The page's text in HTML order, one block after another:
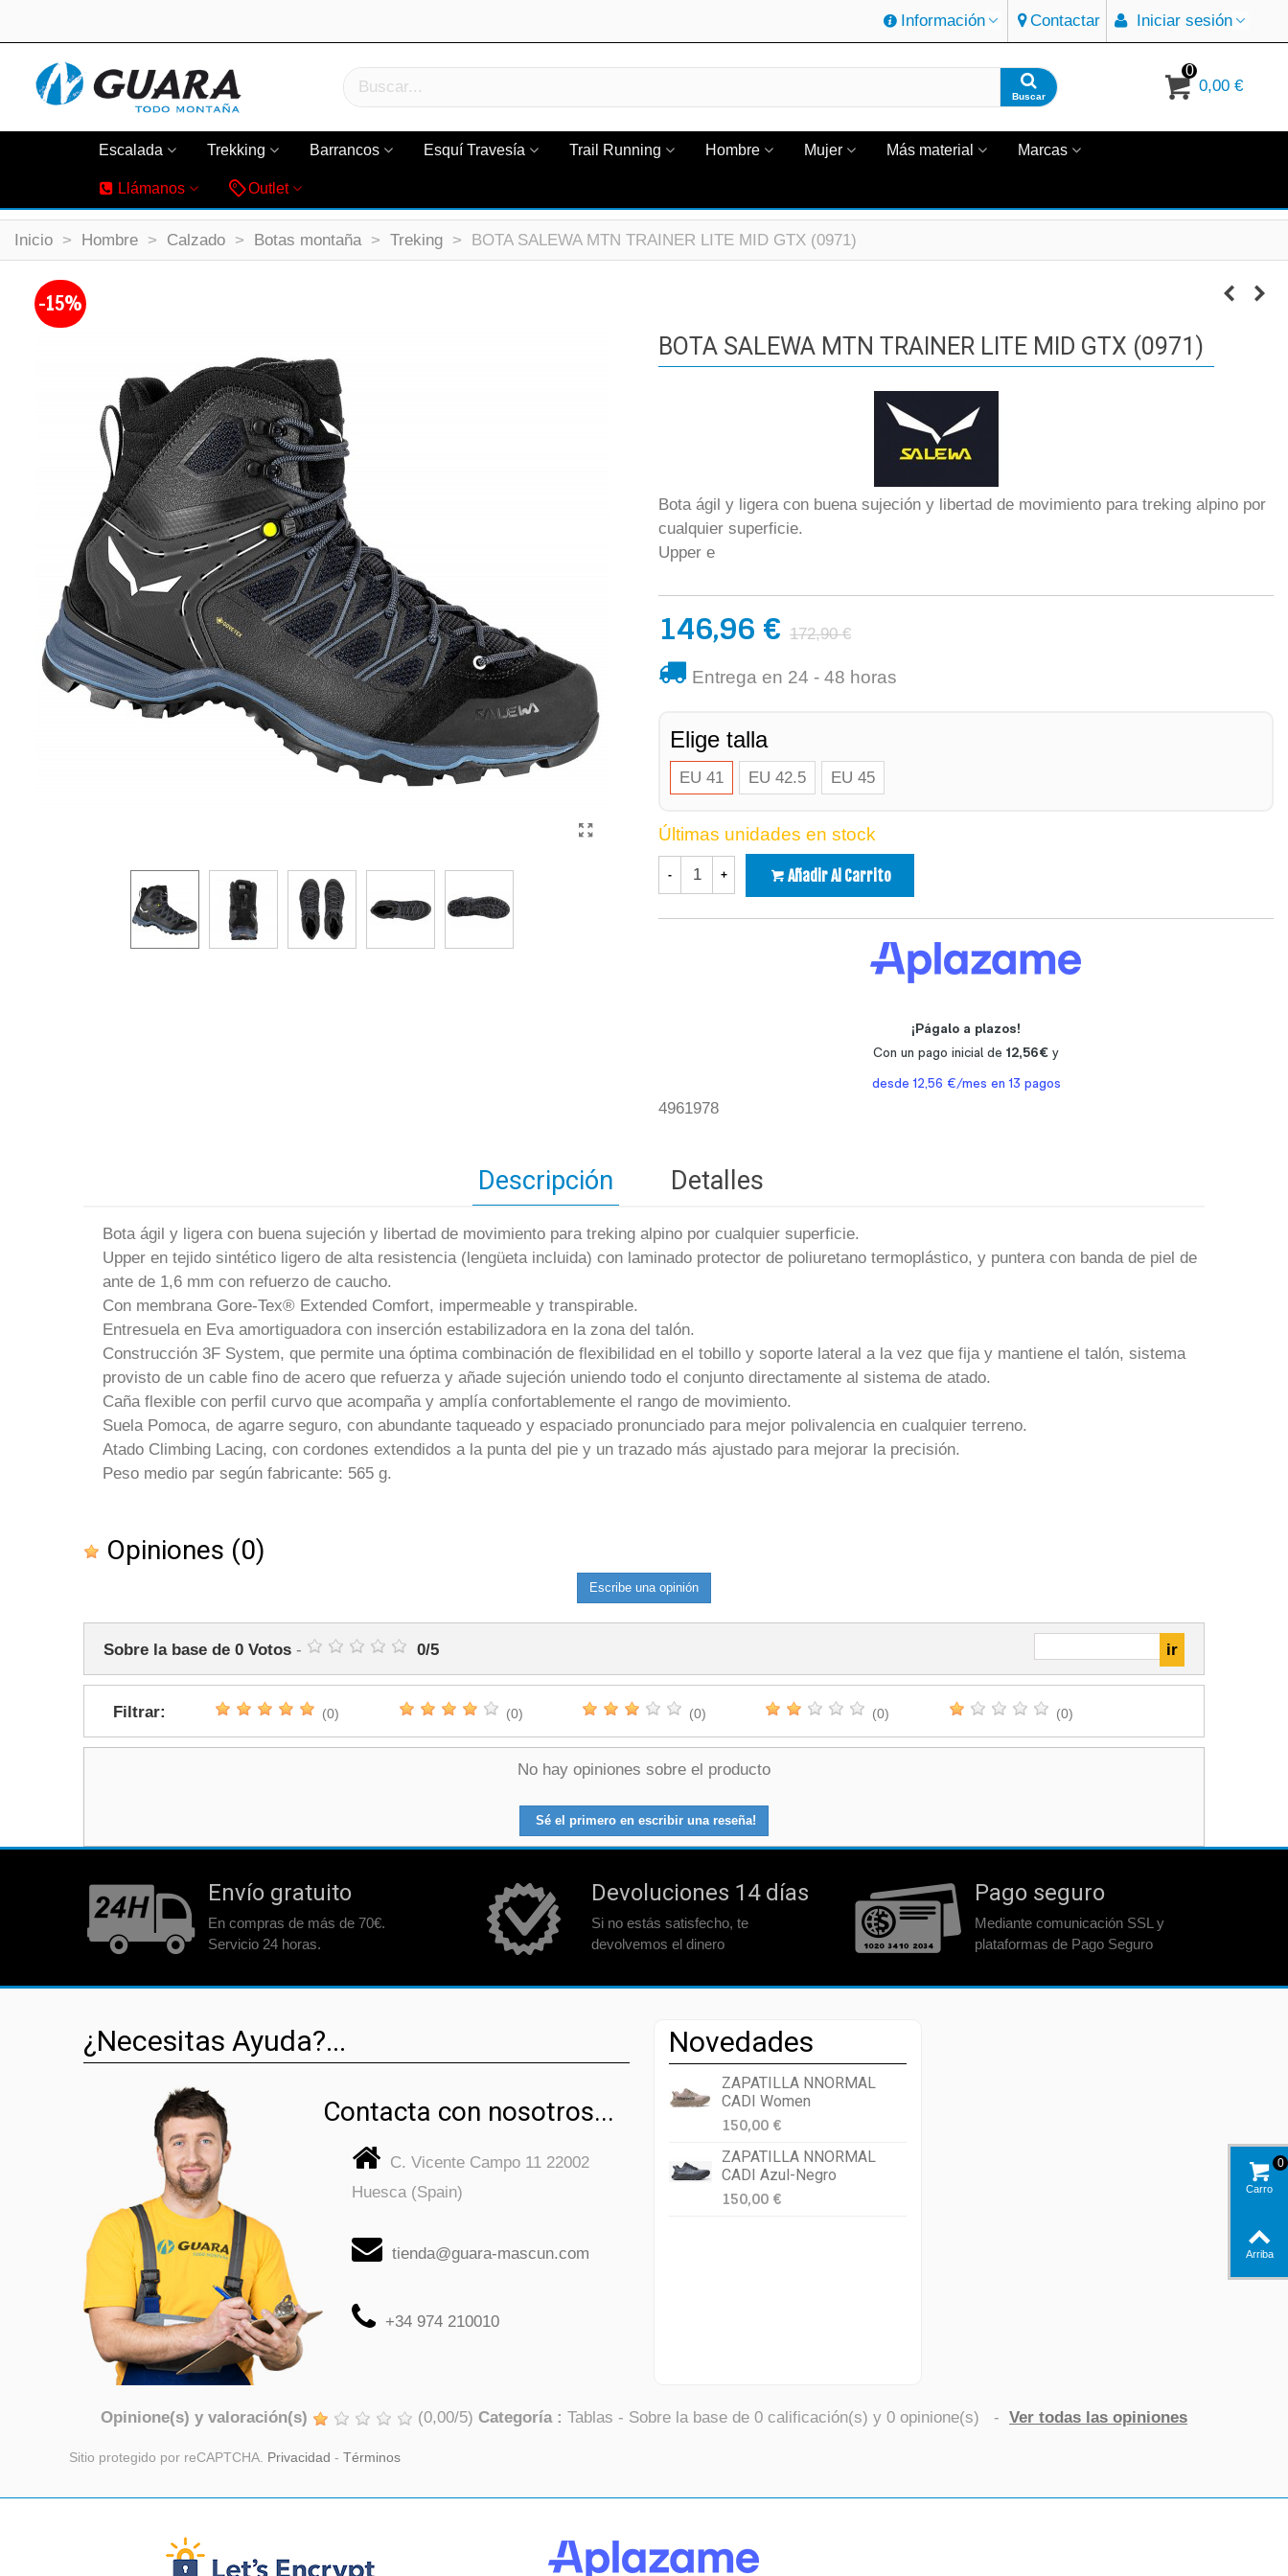
Información Contactar Iniciar sesión
Buscar
0
0,00 €
Escalada Trekking Barrancos Esquí Travesía Trail Running Hombre Mujer Más material Marcas
Llámanos Outlet
Inicio > Hombre > Calzado > Botas montaña > Treking > BOTA SALEWA MTN TRAINER LITE MID GTX (0971)
-15%
BOTA SALEWA MTN TRAINER LITE MID GTX (0971)
Bota ágil y ligera con buena sujeción y libertad de movimiento para treking alpino por
cualquier superficie.
Upper e
146,96 € 172,90 €
Entrega en 24 - 48 horas
Elige talla
EU 41 EU 42.5 EU 45
Últimas unidades en stock
- + Añadir Al Carrito
4961978
Descripción Detalles
Bota ágil y ligera con buena sujeción y libertad de movimiento para treking alpino por cualquier superficie.
Upper en tejido sintético ligero de alta resistencia (lengüeta incluida) con laminado protector de poliuretano termoplástico, y puntera con banda de piel de
ante de 1,6 mm con refuerzo de caucho.
Con membrana Gore-Tex® Extended Comfort, impermeable y transpirable.
Entresuela en Eva amortiguadora con inserción estabilizadora en la zona del talón.
Construcción 3F System, que permite una óptima combinación de flexibilidad en el tobillo y soporte lateral a la vez que fija y mantiene el talón, sistema
provisto de un cable fino de acero que refuerza y añade sujeción uniendo todo el conjunto directamente al sistema de atado.
Caña flexible con perfil curvo que acompaña y amplía confortablemente el rango de movimiento.
Suela Pomoca, de agarre seguro, con abundante taqueado y espaciado pronunciado para mejor polivalencia en cualquier terreno.
Atado Climbing Lacing, con cordones extendidos a la punta del pie y un trazado más ajustado para mejorar la precisión.
Peso medio par según fabricante: 565 g.
Opiniones (0)
Escribe una opinión
Sobre la base de 0 Votos - 0/5
Filtrar: (0) (0) (0) (0) (0)
No hay opiniones sobre el producto
Sé el primero en escribir una reseña!
Envío gratuito
En compras de más de 70€.
Servicio 24 horas.
Devoluciones 14 días
Si no estás satisfecho, te
devolvemos el dinero
Pago seguro
Mediante comunicación SSL y
plataformas de Pago Seguro
¿Necesitas Ayuda?...
Contacta con nosotros...
C. Vicente Campo 11 22002
Huesca (Spain)
tienda@guara-mascun.com
+34 974 210010
Novedades
ZAPATILLA NNORMAL
CADI Women
150,00 €
ZAPATILLA NNORMAL
CADI Azul-Negro
150,00 €
Opinione(s) y valoración(s) (0,00/5) Categoría : Tablas - Sobre la base de 0 calificación(s) y 0 opinione(s) - Ver todas las opiniones
Sitio protegido por reCAPTCHA. Privacidad - Términos
Carro
0
Arriba